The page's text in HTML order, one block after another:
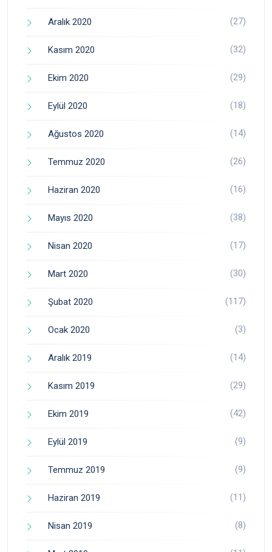
Aralık 2020 (27)
Kasım 2020 (32)
Ekim 2020 (29)
Eylül 2020 (18)
Ağustos 2020 (14)
Temmuz 2020 (26)
Haziran 2020 (16)
Mayıs 2020 (38)
Nisan 2020 (17)
Mart 2020 (30)
Şubat 2020 (117)
Ocak 2020 (3)
Aralık 2019 (14)
Kasım 2019 (29)
Ekim 2019 (42)
Eylül 2019 (9)
Temmuz 2019 (9)
Haziran 2019 (11)
Nisan 2019 (8)